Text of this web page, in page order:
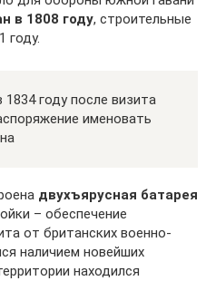
в 1808 году, строительные
году.
году после визита
именовать
двухъярусная батарея
– обеспечение
от британских военно-
наличием новейших
находился